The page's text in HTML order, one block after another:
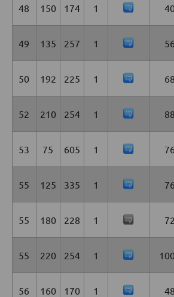
48 150 174 1
49 135 257 1
50 192 225 1
52 210 254 1
53 75 605 1
55 125 335 1
55 180 228 1
55 220 254 1
56 160 170 1